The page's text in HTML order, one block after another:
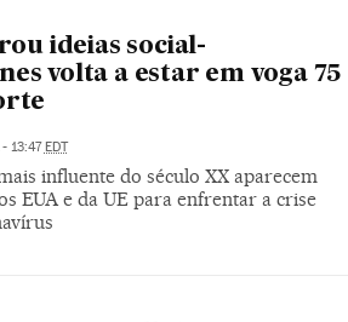
ideias social-
volta a estar em voga 75
13:47EDT
influente do século XX aparecem
EUA e da UE para enfrentar a crise